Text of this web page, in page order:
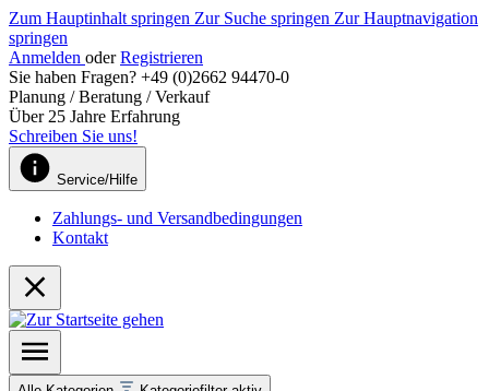
Zum Hauptinhalt springen Zur Suche springen Zur Hauptnavigation
springen
Anmelden oder Registrieren
Sie haben Fragen? +49 (0)2662 94470-0
Planung / Beratung / Verkauf
Über 25 Jahre Erfahrung
Schreiben Sie uns!
Service/Hilfe
Zahlungs- und Versandbedingungen
Kontakt